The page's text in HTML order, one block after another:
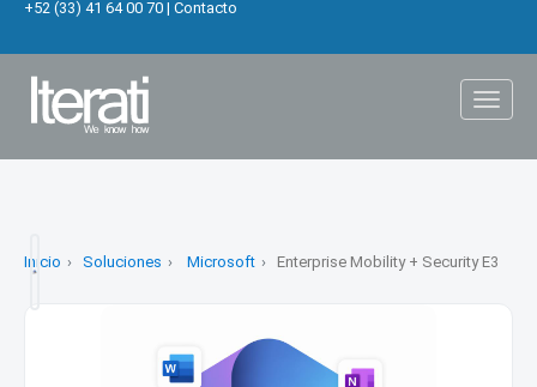
+52 (33) 41 64 00 70 | Contacto
Inicio Soluciones Microsoft Enterprise Mobility + Security E3